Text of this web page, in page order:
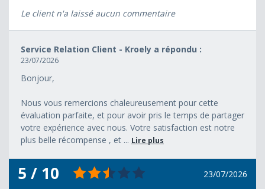
Le client n'a laissé aucun commentaire
Service Relation Client - Kroely a répondu :
23/07/2026
Bonjour,
Nous vous remercions chaleureusement pour cette
évaluation parfaite, et pour avoir pris le temps de partager
votre expérience avec nous. Votre satisfaction est notre
plus belle récompense , et ... Lire plus
5 / 10 23/07/2026